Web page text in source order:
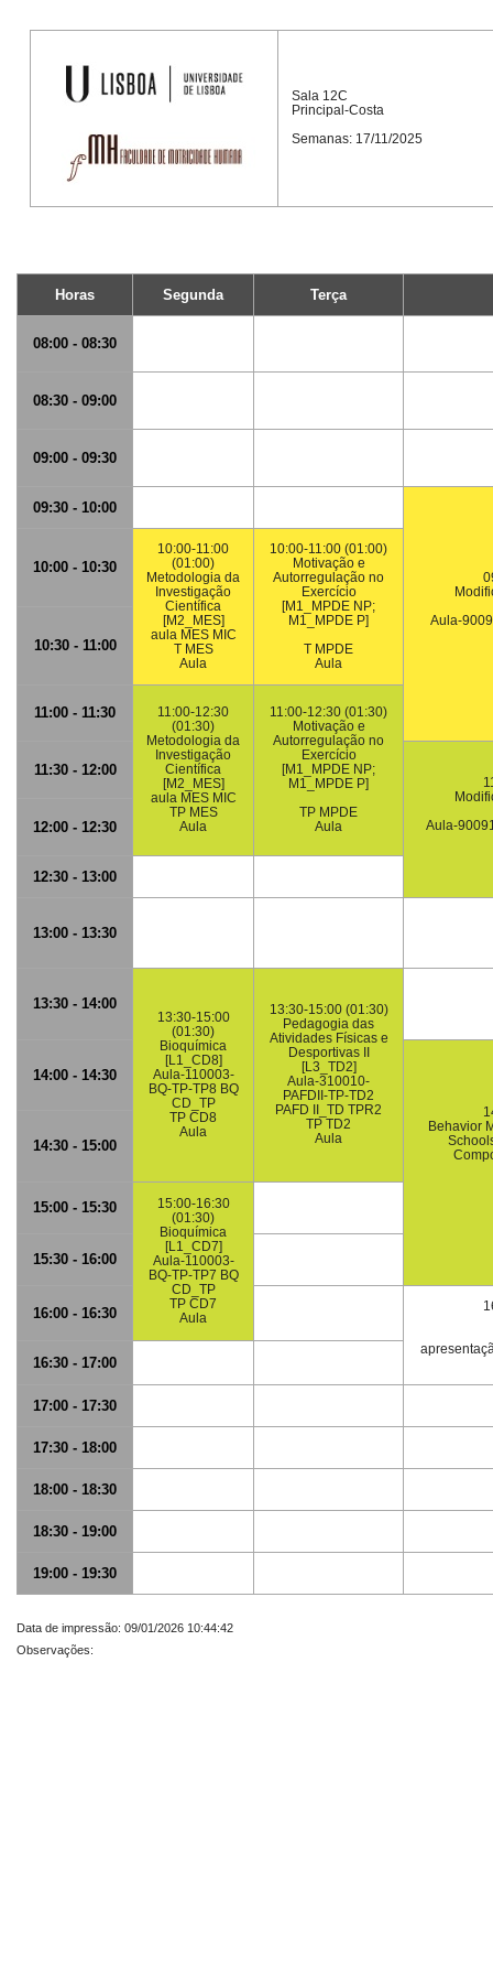
Sala 12C
Principal-Costa
Semanas: 17/11/2025
Horas Segunda Terça
08:00 - 08:30
08:30 - 09:00
09:00 - 09:30
09:30 - 10:00
Aula-
10:00 - 10:30
10:00-11:00
(01:00)
Metodologia da
Investigação
Científica
[M2_MES]
aula MES MIC
T MES
Aula
10:00-11:00 (01:00)
Motivação e
Autorregulação no
Exercício
[M1_MPDE NP;
M1_MPDE P]
T MPDE
Aula
10:30 - 11:00
11:00 - 11:30
11:00-12:30
(01:30)
Metodologia da
Investigação
Científica
[M2_MES]
aula MES MIC
TP MES
Aula
11:00-12:30 (01:30)
Motivação e
Autorregulação no
Exercício
[M1_MPDE NP;
M1_MPDE P]
TP MPDE
Aula
11:30 - 12:00
Aula-
12:00 - 12:30
12:30 - 13:00
13:00 - 13:30
13:30 - 14:00
13:30-15:00
(01:30)
Bioquímica
[L1_CD8]
Aula-110003-
BQ-TP-TP8 BQ
CD_TP
TP CD8
Aula
13:30-15:00 (01:30)
Pedagogia das
Atividades Físicas e
Desportivas II
[L3_TD2]
Aula-310010-
PAFDII-TP-TD2
PAFD II_TD TPR2
TP TD2
Aula
14:00 - 14:30
Behavior
14:30 - 15:00
15:00 - 15:30
15:00-16:30
(01:30)
Bioquímica
[L1_CD7]
Aula-110003-
BQ-TP-TP7 BQ
CD_TP
TP CD7
Aula
15:30 - 16:00
16:00 - 16:30
16:30 - 17:00
17:00 - 17:30
17:30 - 18:00
18:00 - 18:30
18:30 - 19:00
19:00 - 19:30
Data de impressão: 09/01/2026 10:44:42
Observações: